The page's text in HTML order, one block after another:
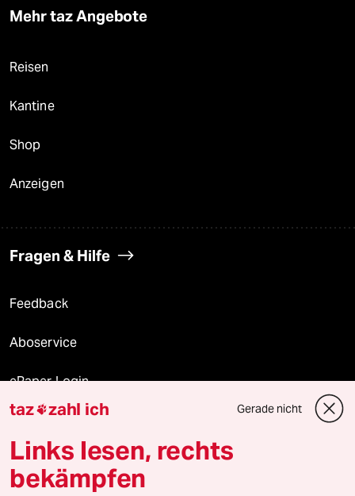
Mehr taz Angebote
Reisen
Kantine
Shop
Anzeigen
Fragen & Hilfe
Feedback
Aboservice
ePaper Login
Downloads für Abonnierende
© 2026 taz Verlags und Vertriebs GmbH
taz zahl ich Gerade nicht
Links lesen, rechts
bekämpfen